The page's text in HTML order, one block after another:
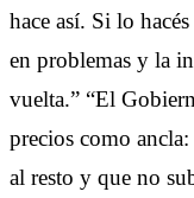
hace así. Si lo
en problemas y la
vuelta.” “El
precios como
al resto y que no